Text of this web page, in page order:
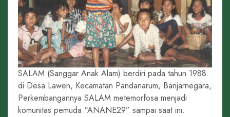
SALAM (Sanggar Anak Alam) berdiri pada tahun 1988
di Desa Lawen, Kecamatan Pandanarum, Banjarnegara,
Perkembangannya SALAM metemorfosa menjadi
komunitas pemuda “ANANE29” sampai saat ini.